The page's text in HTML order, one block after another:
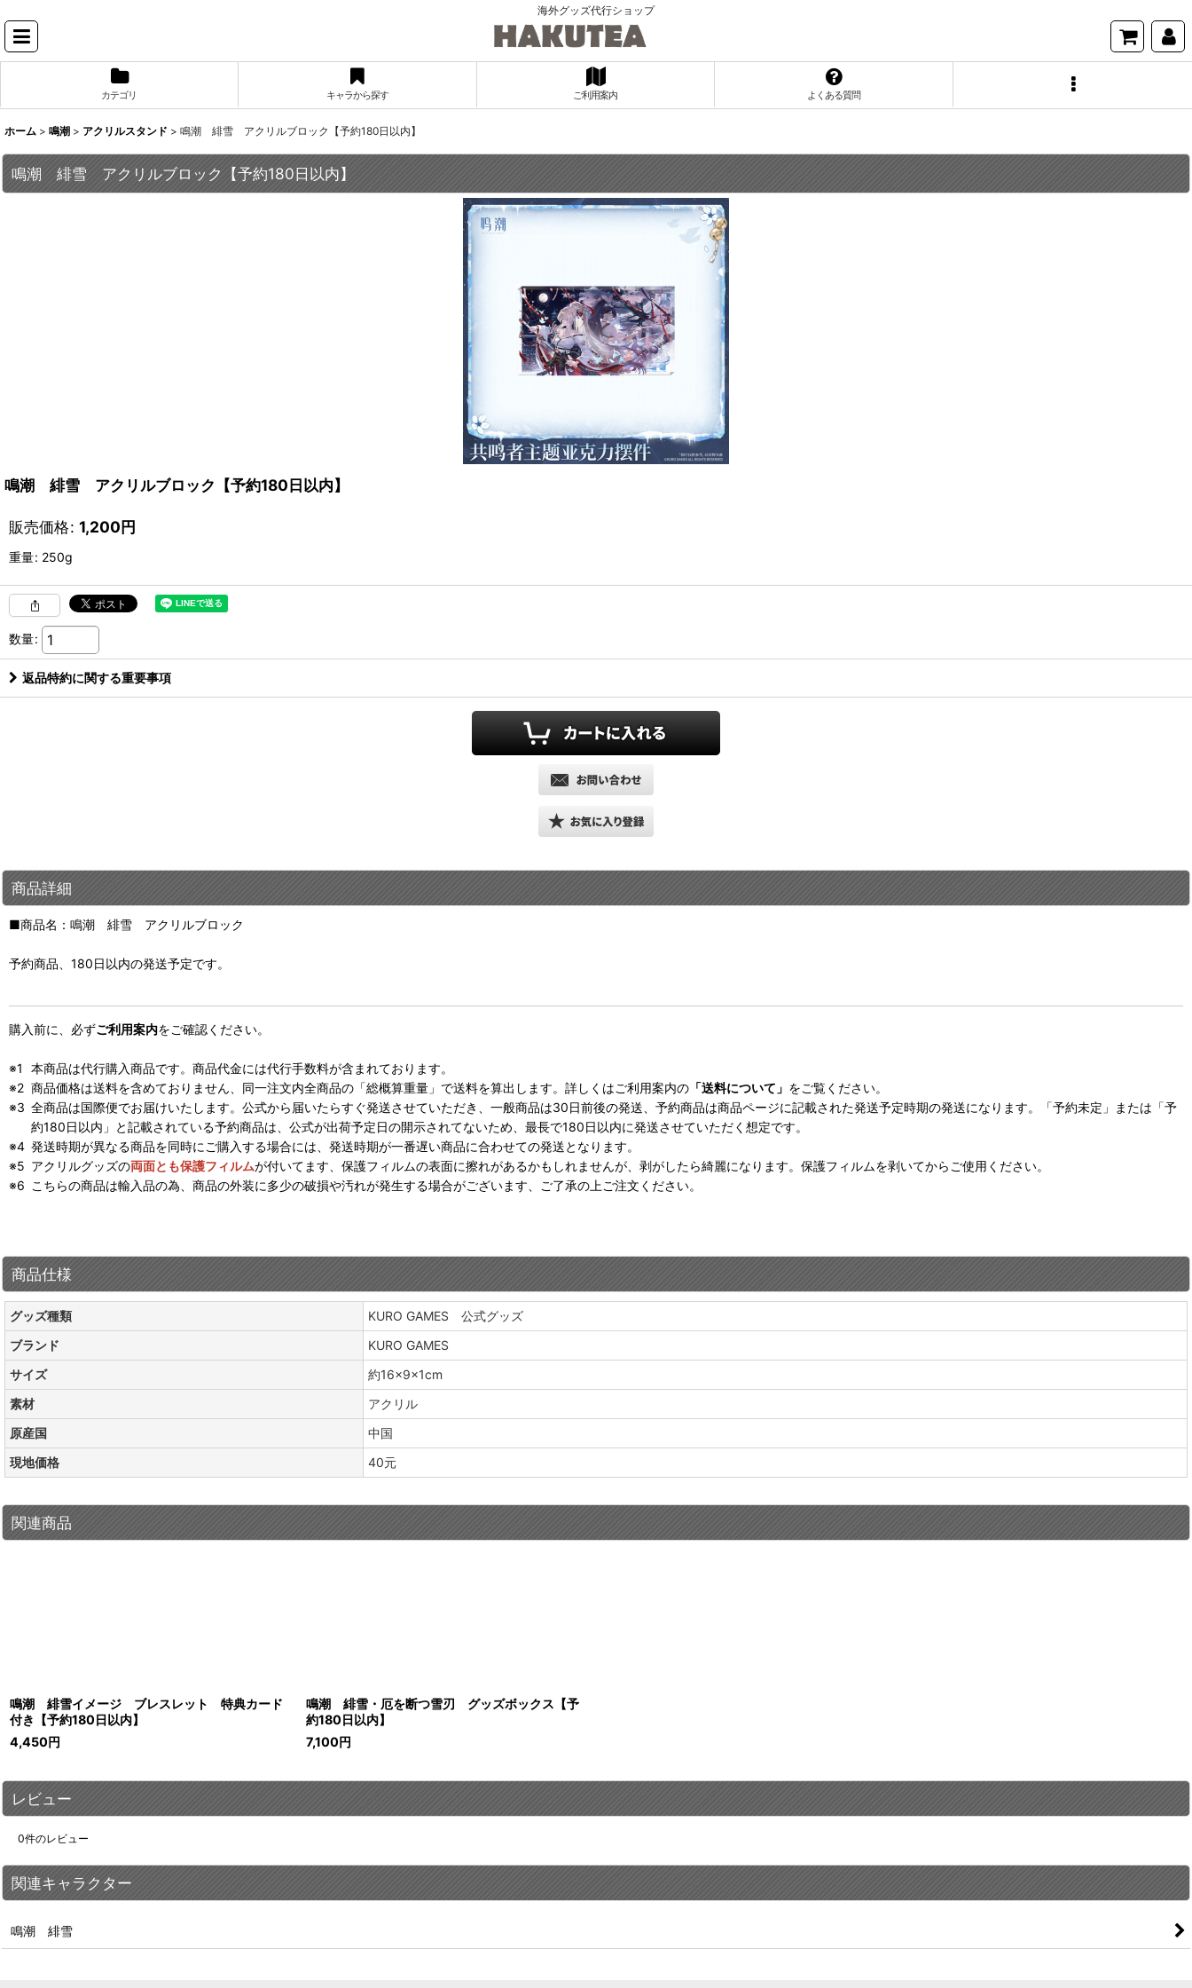
海外グッズ代行ショップ
カテゴリ キャラから探す ご利用案内 よくある質問
ホーム > 鳴潮 > アクリルスタンド > 鳴潮 緋雪 アクリルブロック【予約180日以内】
鳴潮 緋雪 アクリルブロック【予約180日以内】
鳴潮 緋雪 アクリルブロック【予約180日以内】
販売価格: 1,200円
重量: 250g
数量:
返品特約に関する重要事項
商品詳細
■商品名：鳴潮 緋雪 アクリルブロック
予約商品、180日以内の発送予定です。
購入前に、必ずご利用案内をご確認ください。
本商品は代行購入商品です。商品代金には代行手数料が含まれております。
商品価格は送料を含めておりません、同一注文内全商品の「総概算重量」で送料を算出します。詳しくはご利用案内の 「送料について」 をご覧ください。
全商品は国際便でお届けいたします。公式から届いたらすぐ発送させていただき、一般商品は30日前後の発送、予約商品は商品ページに記載された発送予定時期の発送になります。「予約未定」または「予
約180日以内」と記載されている予約商品は、公式が出荷予定日の開示されてないため、最長で180日以内に発送させていただく想定です。
発送時期が異なる商品を同時にご購入する場合には、発送時期が一番遅い商品に合わせての発送となります。
アクリルグッズの両面とも保護フィルムが付いてます、保護フィルムの表面に擦れがあるかもしれませんが、剥がしたら綺麗になります。保護フィルムを剥いてからご使用ください。
こちらの商品は輸入品の為、商品の外装に多少の破損や汚れが発生する場合がございます、ご了承の上ご注文ください。
商品仕様
グッズ種類
KURO GAMES 公式グッズ
ブランド
KURO GAMES
サイズ
約16×9×1cm
素材
アクリル
原産国
中国
現地価格
40元
関連商品
鳴潮 緋雪イメージ ブレスレット 特典カード
付き【予約180日以内】
4,450円
鳴潮 緋雪・厄を断つ雪刃 グッズボックス【予
約180日以内】
7,100円
レビュー
0件のレビュー
関連キャラクター
鳴潮 緋雪